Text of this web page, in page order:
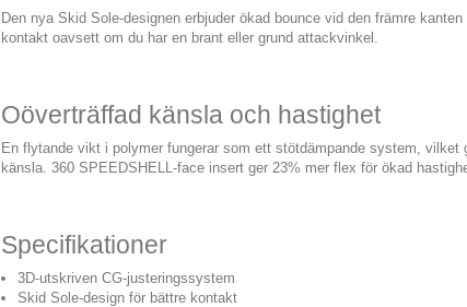
Den nya Skid Sole-designen erbjuder ökad bounce vid den främre
kontakt oavsett om du har en brant eller grund attackvinkel.
Oöverträffad känsla och hastighet
En flytande vikt i polymer fungerar som ett stötdämpande system,
känsla. 360 SPEEDSHELL-face insert ger 23% mer flex för ökad
Specifikationer
3D-utskriven CG-justeringssystem
Skid Sole-design för bättre kontakt